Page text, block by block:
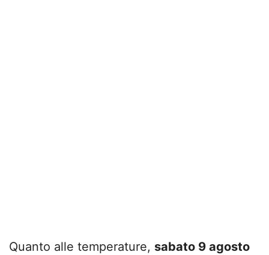
Quanto alle temperature, sabato 9 agosto